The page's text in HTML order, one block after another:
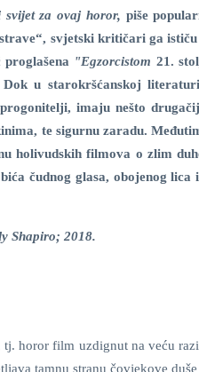
svijet za ovaj horor, piše
svjetski kritičari ga ističu
"Egzorcistom 21.
u starokršćanskoj
imaju nešto
te sigurnu zaradu.
holivudskih filmova o zlim
čudnog glasa, obojenog lica
Shapiro; 2018.
horor film uzdignut na veću
tamnu stranu čovjekove